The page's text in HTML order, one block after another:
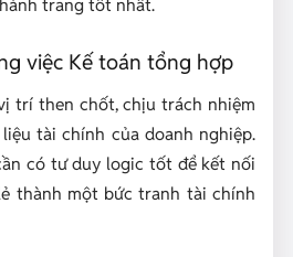
việc Kế toán tổng hợp
trí then chốt, chịu trách nhiệm
tài chính của doanh nghiệp.
có tư duy logic tốt để kết nối
thành một bức tranh tài chính